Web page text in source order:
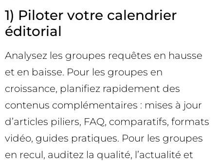
1) Piloter votre calendrier
éditorial
Analysez les groupes requêtes en hausse
et en baisse. Pour les groupes en
croissance, planifiez rapidement des
contenus complémentaires : mises à jour
d’articles piliers, FAQ, comparatifs, formats
vidéo, guides pratiques. Pour les groupes
en recul, auditez la qualité, l’actualité et